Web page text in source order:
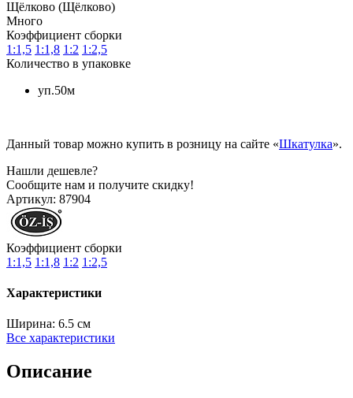
Щёлково (Щёлково)
Много
Коэффициент сборки
1:1,5 1:1,8 1:2 1:2,5
Количество в упаковке
уп.50м
Данный товар можно купить в розницу на сайте «Шкатулка».
Нашли дешевле?
Сообщите нам и получите скидку!
Артикул: 87904
Коэффициент сборки
1:1,5 1:1,8 1:2 1:2,5
Характеристики
Ширина: 6.5 см
Все характеристики
Описание